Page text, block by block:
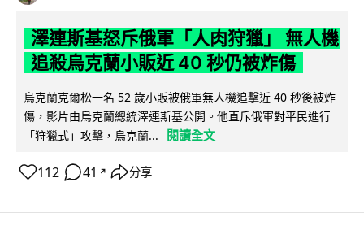
澤連斯基怒斥俄軍「人肉狩獵」 無人機
追殺烏克蘭小販近 40 秒仍被炸傷
烏克蘭克爾松一名 52 歲小販被俄軍無人機追擊近 40 秒後被炸
傷，影片由烏克蘭總統澤連斯基公開。他直斥俄軍對平民進行
「狩獵式」攻擊，烏克蘭...
閱讀全文
112 41 ↗ 分享